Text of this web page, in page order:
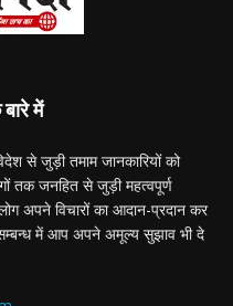
में
से जुड़ी तमाम जानकारियों को
तक जनहित से जुड़ी महत्वपूर्ण
अपने विचारों का आदान-प्रदान कर
सम्बन्ध में आप अपने अमूल्य सुझाव भी दे